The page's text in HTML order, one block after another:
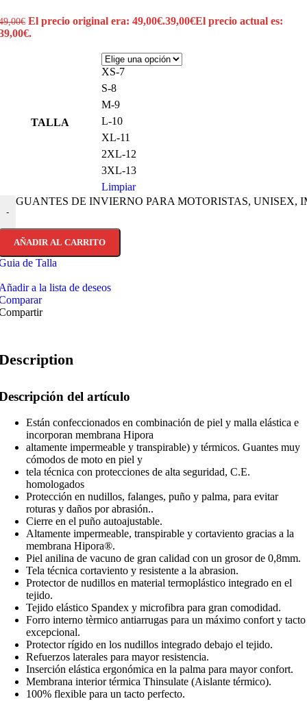
€ El precio original era: 49,00€.39,00€El precio actual es:
TALLA
XS-7
S-8
M-9
L-10
XL-11
2XL-12
3XL-13
Limpiar
-
GUANTES DE INVIERNO PARA MOTORISTAS, UNISEX,
AÑADIR AL CARRITO
de Talla
a la lista de deseos
del artículo
Están confeccionados en combinación de piel y malla elástica e
incorporan membrana Hipora
altamente impermeable y transpirable) y térmicos. Guantes muy
cómodos de moto en piel y
tela técnica con protecciones de alta seguridad, C.E.
homologados
Protección en nudillos, falanges, puño y palma, para evitar
roturas y daños por abrasión..
Cierre en el puño autoajustable.
Altamente impermeable, transpirable y cortaviento gracias a la
membrana Hipora®.
Piel anilina de vacuno de gran calidad con un grosor de 0,8mm.
Tela técnica cortaviento y resistente a la abrasion.
Protector de nudillos en material termoplástico integrado en el
tejido.
Tejido elástico Spandex y microfibra para gran comodidad.
Forro interno tèrmico antiarrugas para un máximo confort y tacto
excepcional.
Protector rígido en los nudillos integrado debajo el tejido.
Refuerzos laterales para mayor resistencia.
Inserción elástica ergonómica en la palma para mayor confort.
Membrana interior térmica Thinsulate (Aislante térmico).
100% flexible para un tacto perfecto.